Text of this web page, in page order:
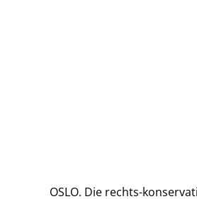
OSLO. Die rechts-